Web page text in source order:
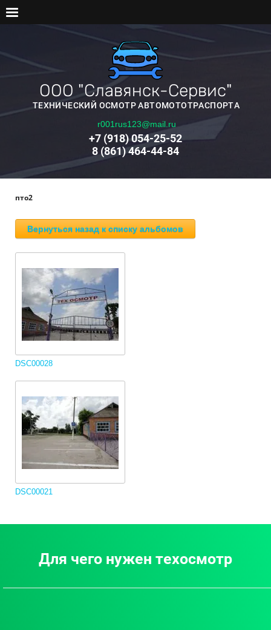
ООО "Славянск-Сервис"
ТЕХНИЧЕСКИЙ ОСМОТР АВТОМОТОТРАСПОРТА
r001rus123@mail.ru
+7 (918) 054-25-52
8 (861) 464-44-84
пто2
Вернуться назад к списку альбомов
DSC00028
DSC00021
Для чего нужен техосмотр